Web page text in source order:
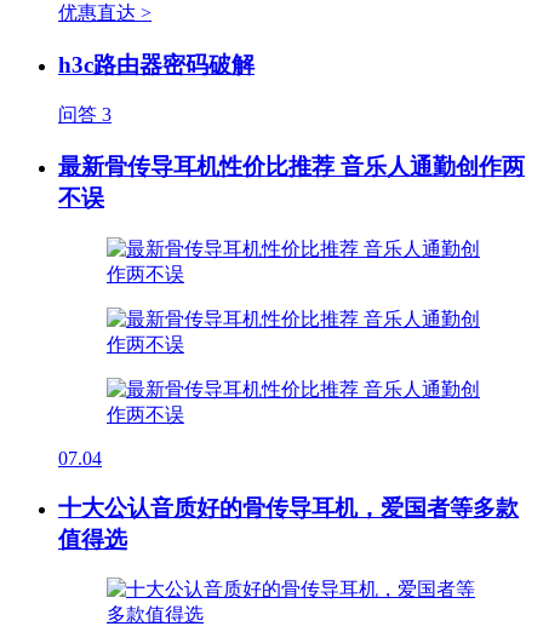
优惠直达 >
h3c路由器密码破解
问答 3
最新骨传导耳机性价比推荐 音乐人通勤创作两
不误
07.04
十大公认音质好的骨传导耳机，爱国者等多款
值得选